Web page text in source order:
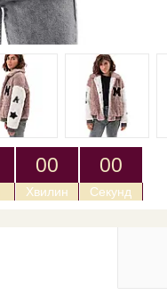
00
Хвилин
00
Секунд